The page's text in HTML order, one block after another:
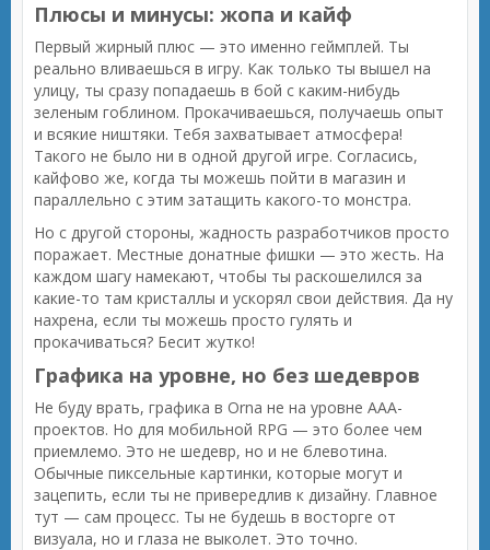
Плюсы и минусы: жопа и кайф
Первый жирный плюс — это именно геймплей. Ты
реально вливаешься в игру. Как только ты вышел на
улицу, ты сразу попадаешь в бой с каким-нибудь
зеленым гоблином. Прокачиваешься, получаешь опыт
и всякие ништяки. Тебя захватывает атмосфера!
Такого не было ни в одной другой игре. Согласись,
кайфово же, когда ты можешь пойти в магазин и
параллельно с этим затащить какого-то монстра.
Но с другой стороны, жадность разработчиков просто
поражает. Местные донатные фишки — это жесть. На
каждом шагу намекают, чтобы ты раскошелился за
какие-то там кристаллы и ускорял свои действия. Да ну
нахрена, если ты можешь просто гулять и
прокачиваться? Бесит жутко!
Графика на уровне, но без шедевров
Не буду врать, графика в Orna не на уровне AAA-
проектов. Но для мобильной RPG — это более чем
приемлемо. Это не шедевр, но и не блевотина.
Обычные пиксельные картинки, которые могут и
зацепить, если ты не привередлив к дизайну. Главное
тут — сам процесс. Ты не будешь в восторге от
визуала, но и глаза не выколет. Это точно.